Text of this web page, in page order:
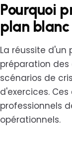
Pourquoi
plan blanc
La réussite d'un
préparation
scénarios de
d'exercices.
professionnels
opérationnels.